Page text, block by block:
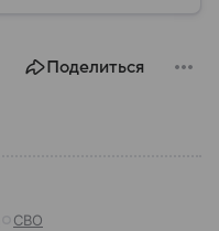
Поделиться
СВО